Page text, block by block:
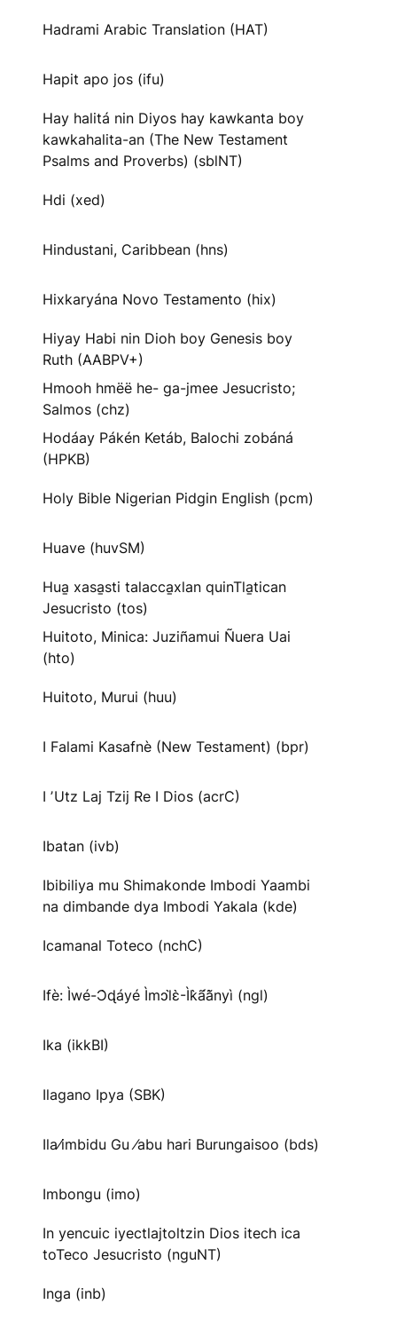
Hadrami Arabic Translation (HAT)
Hapit apo jos (ifu)
Hay halitá nin Diyos hay kawkanta boy
kawkahalita-an (The New Testament
Psalms and Proverbs) (sblNT)
Hdi (xed)
Hindustani, Caribbean (hns)
Hixkaryána Novo Testamento (hix)
Hiyay Habi nin Dioh boy Genesis boy
Ruth (AABPV+)
Hmooh hmëë he- ga-jmee Jesucristo;
Salmos (chz)
Hodáay Pákén Ketáb, Balochi zobáná
(HPKB)
Holy Bible Nigerian Pidgin English (pcm)
Huave (huvSM)
Hua̱ xasa̱sti talacca̱xlan quinTla̱tican
Jesucristo (tos)
Huitoto, Minica: Juziñamui Ñuera Uai
(hto)
Huitoto, Murui (huu)
I Falami Kasafnè (New Testament) (bpr)
I ʼUtz Laj Tzij Re I Dios (acrC)
Ibatan (ivb)
Ibibiliya mu Shimakonde Imbodi Yaambi
na dimbande dya Imbodi Yakala (kde)
Icamanal Toteco (nchC)
Ifè: Ìwé-Ɔ̀ɖáyé Ìmↄl̀ɛ̀-Ìk̀ã́ã̀nyì (ngl)
Ika (ikkBI)
Ilagano Ipya (SBK)
Ila⁄imbidu Gu ⁄abu hari Burungaisoo (bds)
Imbongu (imo)
In yencuic iyectlajtoltzin Dios itech ica
toTeco Jesucristo (nguNT)
Inga (inb)